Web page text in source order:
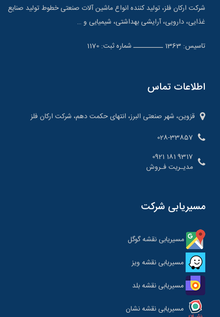
شرکت ارکان فلز، تولید کننده انواع ماشین آلات صنعتی خطوط تولید صنایع
غذایی، دارویی، آرایشی بهداشتی، شیمیایی و …
تاسیس: 1363 ــــــــــ شماره ثبت: 1170
اطلاعات تماس
قزوین، شهر صنعتی البرز، انتهای حکمت دهم، شرکت ارکان فلز
028-33857
9317 181 0921
مدیـریت فـروش
مسیریابی شرکت
مسیریابی نقشه گوگل
مسیریابی نقشه ویز
مسیریابی نقشه بلد
مسیریابی نقشه نشان